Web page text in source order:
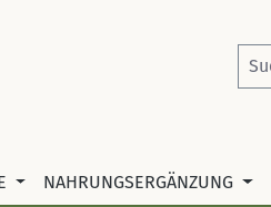
NAHRUNGSERGÄNZUNG